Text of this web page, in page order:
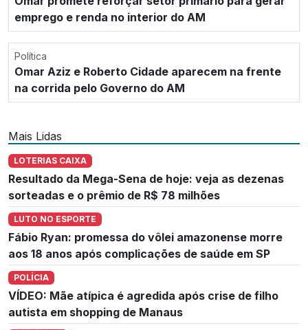
emprego e renda no interior do AM
Política
Omar Aziz e Roberto Cidade aparecem na frente
na corrida pelo Governo do AM
Mais Lidas
LOTERIAS CAIXA
Resultado da Mega-Sena de hoje: veja as dezenas
sorteadas e o prêmio de R$ 78 milhões
LUTO NO ESPORTE
Fábio Ryan: promessa do vôlei amazonense morre
aos 18 anos após complicações de saúde em SP
POLÍCIA
VÍDEO: Mãe atípica é agredida após crise de filho
autista em shopping de Manaus